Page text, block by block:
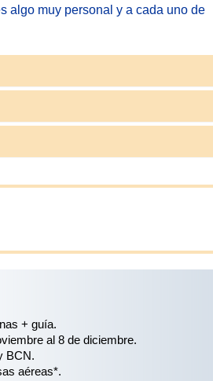
algo muy personal y a cada uno de
+ guía.
al 8 de diciembre.
BCN.
aéreas*.